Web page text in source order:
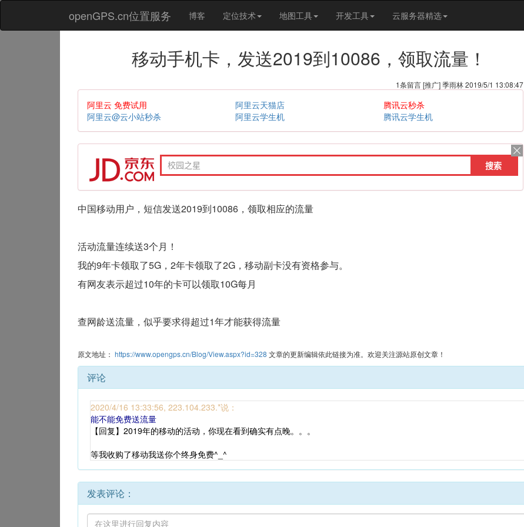
openGPS.cn位置服务 博客 定位技术 地图工具 开发工具 云服务器精选
移动手机卡，发送2019到10086，领取流量！
1条留言 [推广] 季雨林 2019/5/1 13:08:47
阿里云 免费试用
阿里云@云小站秒杀
阿里云天猫店
阿里云学生机
腾讯云秒杀
腾讯云学生机
中国移动用户，短信发送2019到10086，领取相应的流量
活动流量连续送3个月！
我的9年卡领取了5G，2年卡领取了2G，移动副卡没有资格参与。
有网友表示超过10年的卡可以领取10G每月
查网龄送流量，似乎要求得超过1年才能获得流量
原文地址： https://www.opengps.cn/Blog/View.aspx?id=328 文章的更新编辑依此链接为准。欢迎关注源站原创文章！
评论
2020/4/16 13:33:56, 223.104.233.*说：
能不能免费送流量
【回复】2019年的移动的活动，你现在看到确实有点晚。。。
等我收购了移动我送你个终身免费^_^
发表评论：